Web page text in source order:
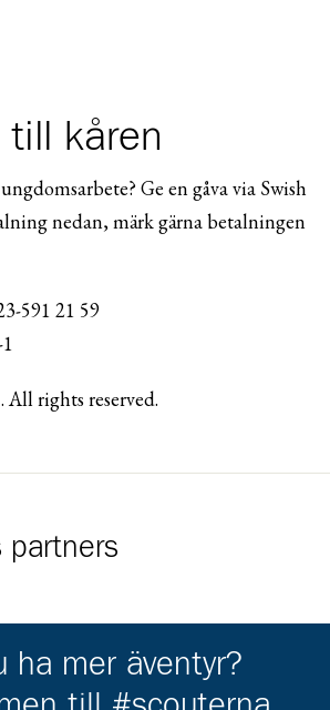
till kåren
Ge en gåva via Swish
nedan, märk gärna betalningen
591 21 59
All rights reserved.
partners
ha mer äventyr?